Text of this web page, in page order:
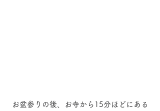
お盆参りの後、お寺から15分ほどにある